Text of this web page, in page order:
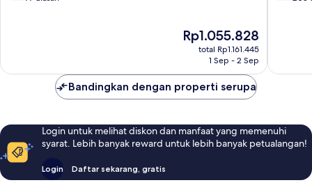
Harga
sekarang
Rp1.055.828
Rp1.055.828
total Rp1.161.445
1 Sep - 2 Sep
Bandingkan dengan properti serupa
Login untuk melihat diskon dan manfaat yang memenuhi
syarat. Lebih banyak reward untuk lebih banyak petualangan!
Login Daftar sekarang, gratis